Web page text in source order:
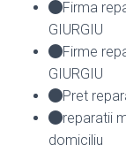
Firma
GIURGIU
Firme
GIURGIU
Pret
reparatii
domiciliu